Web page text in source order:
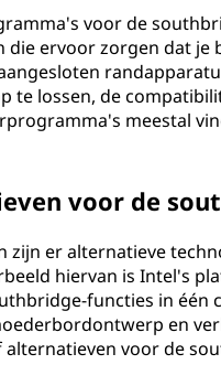
voor de
ervoor zorgen dat
te lossen, de
meestal
voor de
zijn er alternatieve
hiervan is Intel's
functies in
en
voor de